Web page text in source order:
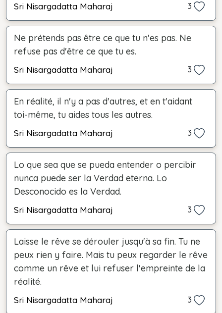
Sri Nisargadatta Maharaj 3
Ne prétends pas être ce que tu n'es pas. Ne
refuse pas d'être ce que tu es.
Sri Nisargadatta Maharaj 3
En réalité, il n'y a pas d'autres, et en t'aidant
toi-même, tu aides tous les autres.
Sri Nisargadatta Maharaj 3
Lo que sea que se pueda entender o percibir
nunca puede ser la Verdad eterna. Lo
Desconocido es la Verdad.
Sri Nisargadatta Maharaj 3
Laisse le rêve se dérouler jusqu'à sa fin. Tu ne
peux rien y faire. Mais tu peux regarder le rêve
comme un rêve et lui refuser l'empreinte de la
réalité.
Sri Nisargadatta Maharaj 3